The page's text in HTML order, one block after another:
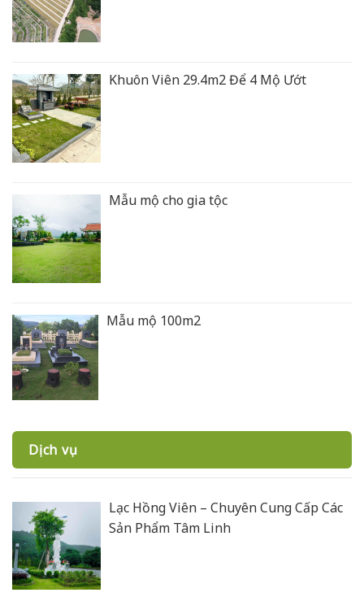
Khuôn Viên 29.4m2 Để 4 Mộ Ướt
Mẫu mộ cho gia tộc
Mẫu mộ 100m2
Dịch vụ
Lạc Hồng Viên – Chuyên Cung Cấp Các
Sản Phẩm Tâm Linh